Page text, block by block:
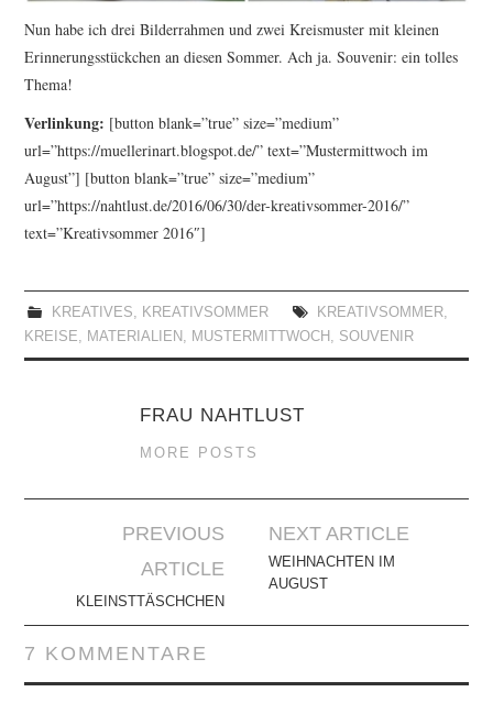
Nun habe ich drei Bilderrahmen und zwei Kreismuster mit kleinen
Erinnerungsstückchen an diesen Sommer. Ach ja. Souvenir: ein tolles
Thema!
Verlinkung: [button blank=”true” size=”medium”
url=”https://muellerinart.blogspot.de/” text=”Mustermittwoch im
August”] [button blank=”true” size=”medium”
url=”https://nahtlust.de/2016/06/30/der-kreativsommer-2016/”
text=”Kreativsommer 2016″]
KREATIVES, KREATIVSOMMER KREATIVSOMMER,
KREISE, MATERIALIEN , MUSTERMITTWOCH , SOUVENIR
FRAU NAHTLUST
MORE POSTS
Navigation
PREVIOUS
ARTICLE
KLEINSTTÄSCHCHEN
NEXT ARTICLE
WEIHNACHTEN IM
AUGUST
7 KOMMENTARE